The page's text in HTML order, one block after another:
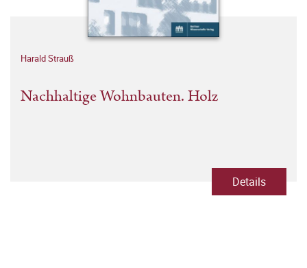
Harald Strauß
Nachhaltige Wohnbauten. Holz
Details